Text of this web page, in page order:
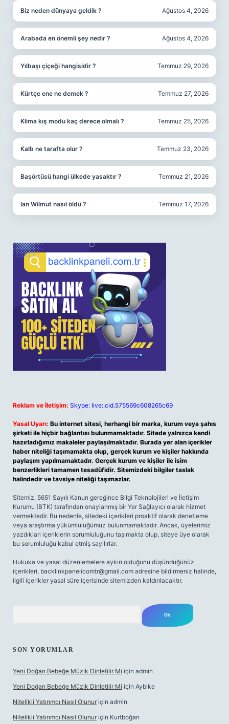
Biz neden dünyaya geldik ? Ağustos 4, 2026
Arabada en önemli şey nedir ? Ağustos 4, 2026
Yılbaşı çiçeği hangisidir ? Temmuz 29, 2026
Kürtçe ene ne demek ? Temmuz 27, 2026
Klima kış modu kaç derece olmalı ? Temmuz 25, 2026
Kalb ne tarafta olur ? Temmuz 23, 2026
Başörtüsü hangi ülkede yasaktır ? Temmuz 21, 2026
Ian Wilmut nasıl öldü ? Temmuz 17, 2026
Reklam ve İletişim: Skype: live:.cid.575569c608265c69
Yasal Uyarı: Bu internet sitesi, herhangi bir marka, kurum veya şahıs
şirketi ile hiçbir bağlantısı bulunmamaktadır. Sitede yalnızca kendi
hazırladığımız makaleler paylaşılmaktadır. Burada yer alan içerikler
haber niteliği taşımamakta olup, gerçek kurum ve kişiler hakkında
paylaşım yapılmamaktadır. Gerçek kurum ve kişiler ile isim
benzerlikleri tamamen tesadüfidir. Sitemizdeki bilgiler taslak
halindedir ve tavsiye niteliği taşımazlar.
Sitemiz, 5651 Sayılı Kanun gereğince Bilgi Teknolojileri ve İletişim
Kurumu (BTK) tarafından onaylanmış bir Yer Sağlayıcı olarak hizmet
vermektedir. Bu nedenle, sitedeki içerikleri proaktif olarak denetleme
veya araştırma yükümlülüğümüz bulunmamaktadır. Ancak, üyelerimiz
yazdıkları içeriklerin sorumluluğunu taşımakta olup, siteye üye olarak
bu sorumluluğu kabul etmiş sayılırlar.
Hukuka ve yasal düzenlemelere aykırı olduğunu düşündüğünüz
içerikleri, backlinkpanelicomtr@gmail.com adresine bildirmeniz halinde,
ilgili içerikler yasal süre içerisinde sitemizden kaldırılacaktır.
SON YORUMLAR
Yeni Doğan Bebeğe Müzik Dinletilir Mi için admin
Yeni Doğan Bebeğe Müzik Dinletilir Mi için Aybike
Nitelikli Yatırımcı Nasıl Olunur için admin
Nitelikli Yatırımcı Nasıl Olunur için Kurtboğan